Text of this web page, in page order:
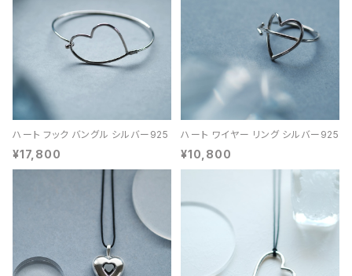
ハート フック バングル シルバー925
¥17,800
ハート ワイヤー リング シルバー925
¥10,800